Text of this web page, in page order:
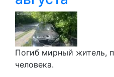
Погиб мирный житель,
человека.